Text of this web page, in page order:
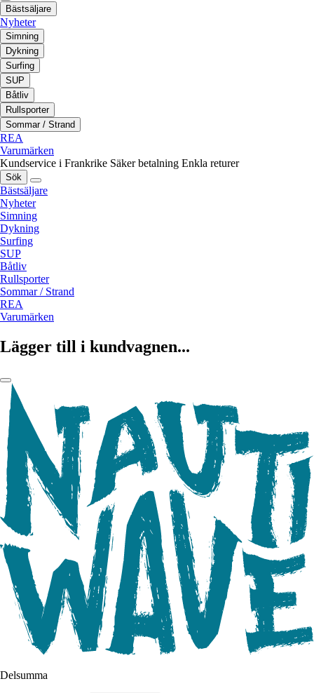
Bästsäljare
Nyheter
Simning
Dykning
Surfing
SUP
Båtliv
Rullsporter
Sommar / Strand
REA
Varumärken
Kundservice i Frankrike Säker betalning Enkla returer
Sök
Bästsäljare
Nyheter
Simning
Dykning
Surfing
SUP
Båtliv
Rullsporter
Sommar / Strand
REA
Varumärken
Lägger till i kundvagnen...
Delsumma